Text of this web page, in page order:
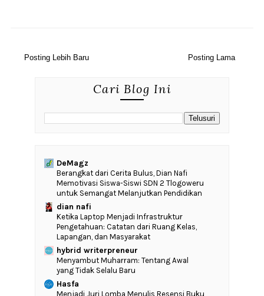
Posting Lebih Baru Posting Lama
Cari Blog Ini
DeMagz
‎Berangkat dari Cerita Bulus, Dian Nafi
Memotivasi Siswa-Siswi SDN 2 Tlogoweru
untuk Semangat Melanjutkan Pendidikan
dian nafi
Ketika Laptop Menjadi Infrastruktur
Pengetahuan: Catatan dari Ruang Kelas,
Lapangan, dan Masyarakat
hybrid writerpreneur
Menyambut Muharram: Tentang Awal
yang Tidak Selalu Baru
Hasfa
Menjadi Juri Lomba Menulis Resensi Buku